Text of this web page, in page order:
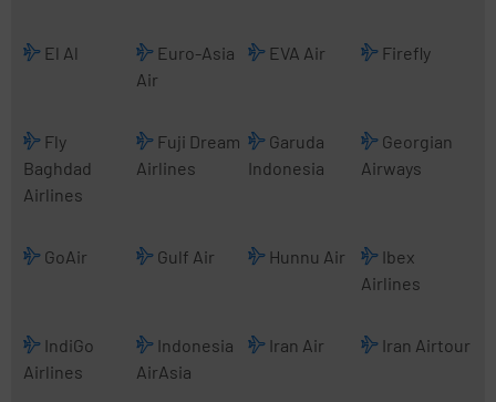
El Al
Euro-Asia
Air
EVA Air Firefly
Fly
Baghdad
Airlines
Fuji Dream
Airlines
Garuda
Indonesia
Georgian
Airways
GoAir Gulf Air Hunnu Air
Ibex
Airlines
IndiGo
Airlines
Indonesia
AirAsia
Iran Air Iran Airtour